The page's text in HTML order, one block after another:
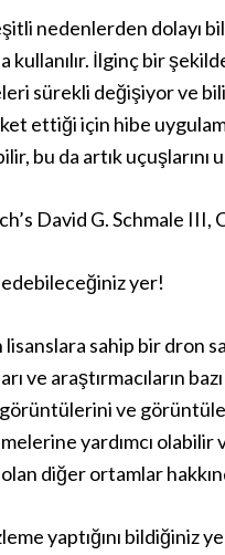
nedenlerden dolayı
kullanılır. İlginç bir
sürekli değişiyor ve
ettiği için hibe
bu da artık uçuşlarını
David G. Schmale III,
edebileceğiniz yer!
lisanslara sahip bir dron
ve araştırmacıların
görüntülerini ve
yardımcı
diğer ortamlar
yaptığını bildiğiniz